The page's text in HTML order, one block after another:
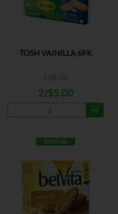
TOSH VAINILLA 6PK
5.08 OZ
2/$5.00
ESPECIAL